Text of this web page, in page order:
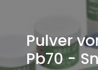
Pulver
Pb70 -